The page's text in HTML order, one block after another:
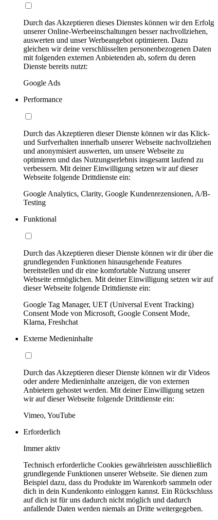
Durch das Akzeptieren dieses Dienstes können wir den Erfolg
unserer Online-Werbeeinschaltungen besser nachvollziehen,
auswerten und unser Werbeangebot optimieren. Dazu
gleichen wir deine verschlüsselten personenbezogenen Daten
mit folgenden externen Anbietenden ab, sofern du deren
Dienste bereits nutzt:
Google Ads
Performance
Durch das Akzeptieren dieser Dienste können wir das Klick-
und Surfverhalten innerhalb unserer Webseite nachvollziehen
und anonymisiert auswerten, um unsere Webseite zu
optimieren und das Nutzungserlebnis insgesamt laufend zu
verbessern. Mit deiner Einwilligung setzen wir auf dieser
Webseite folgende Drittdienste ein:
Google Analytics, Clarity, Google Kundenrezensionen, A/B-
Testing
Funktional
Durch das Akzeptieren dieser Dienste können wir dir über die
grundlegenden Funktionen hinausgehende Features
bereitstellen und dir eine komfortable Nutzung unserer
Webseite ermöglichen. Mit deiner Einwilligung setzen wir auf
dieser Webseite folgende Drittdienste ein:
Google Tag Manager, UET (Universal Event Tracking)
Consent Mode von Microsoft, Google Consent Mode,
Klarna, Freshchat
Externe Medieninhalte
Durch das Akzeptieren dieser Dienste können wir dir Videos
oder andere Medieninhalte anzeigen, die von externen
Anbietern gehostet werden. Mit deiner Einwilligung setzen
wir auf dieser Webseite folgende Drittdienste ein:
Vimeo, YouTube
Erforderlich
Immer aktiv
Technisch erforderliche Cookies gewährleisten ausschließlich
grundlegende Funktionen unserer Webseite. Sie dienen zum
Beispiel dazu, dass du Produkte im Warenkorb sammeln oder
dich in dein Kundenkonto einloggen kannst. Ein Rückschluss
auf dich ist für uns dadurch nicht möglich und dadurch
anfallende Daten werden niemals an Dritte weitergegeben.